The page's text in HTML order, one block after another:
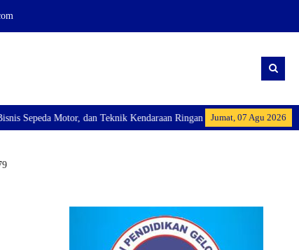
Jumat, 07 Agu 2026
Ringan Dan membuka Kelas Industri: Axioo Class Program